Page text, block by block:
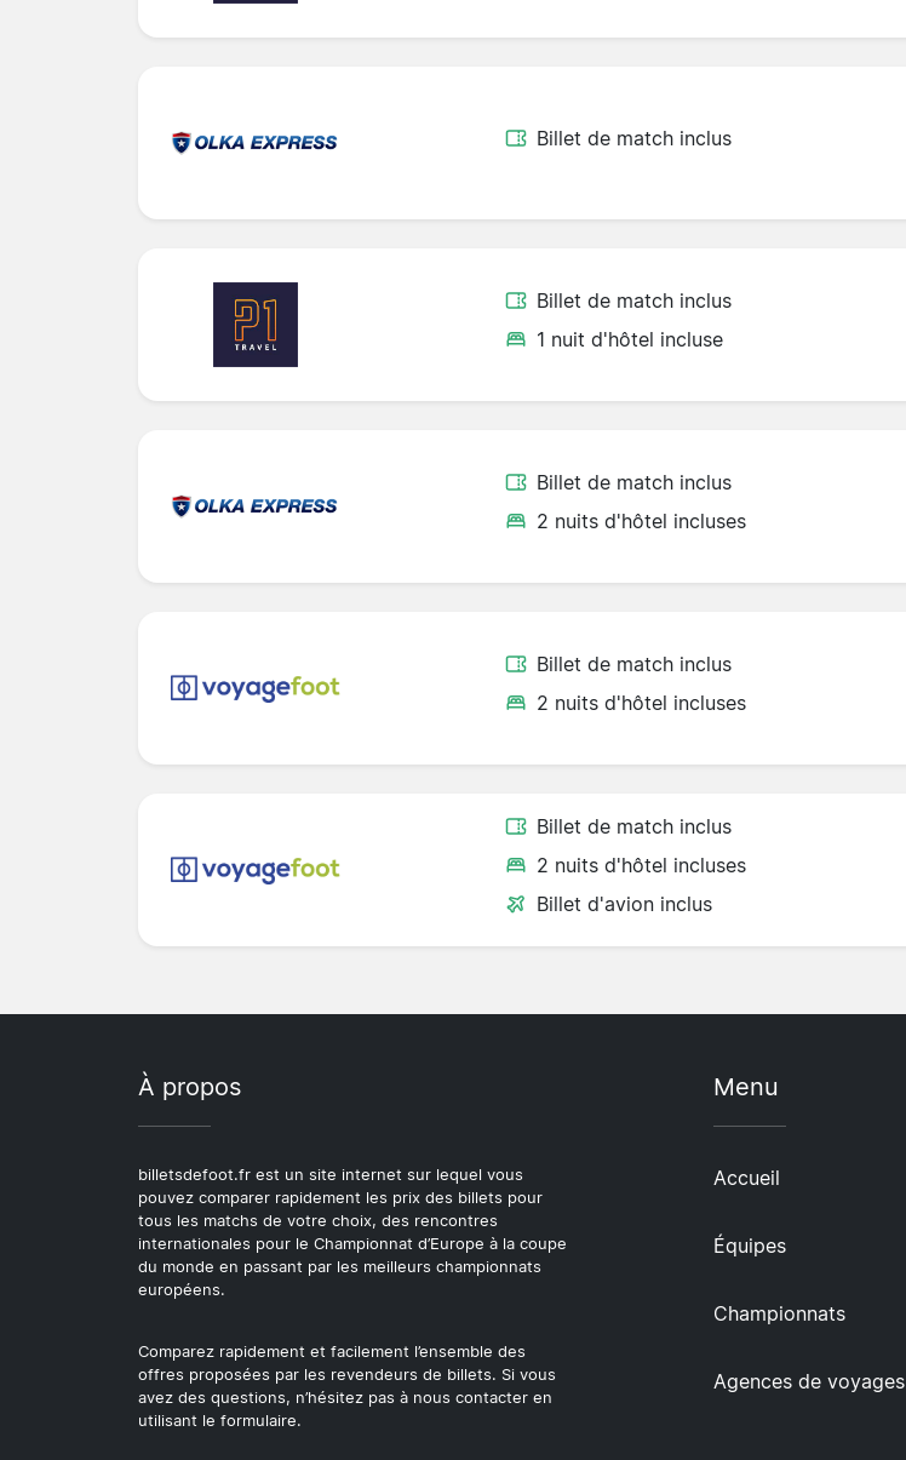
Billet de match inclus
Billet de match inclus
1 nuit d'hôtel incluse
Billet de match inclus
2 nuits d'hôtel incluses
Billet de match inclus
2 nuits d'hôtel incluses
Billet de match inclus
2 nuits d'hôtel incluses
Billet d'avion inclus
À propos
billetsdefoot.fr est un site internet sur lequel vous
pouvez comparer rapidement les prix des billets pour
tous les matchs de votre choix, des rencontres
internationales pour le Championnat d’Europe à la coupe
du monde en passant par les meilleurs championnats
européens.
Comparez rapidement et facilement l’ensemble des
offres proposées par les revendeurs de billets. Si vous
avez des questions, n’hésitez pas à nous contacter en
utilisant le formulaire.
Menu
Accueil
Équipes
Championnats
Agences de voyages